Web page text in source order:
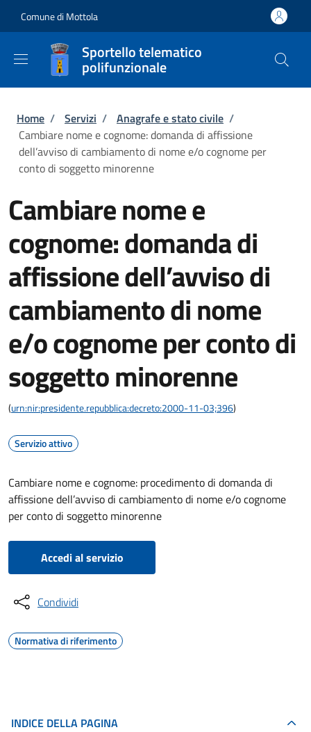
Comune di Mottola
Sportello telematico
polifunzionale
Briciole di pane
Home / Servizi / Anagrafe e stato civile /
Cambiare nome e cognome: domanda di affissione
dell’avviso di cambiamento di nome e/o cognome per
conto di soggetto minorenne
Cambiare nome e
cognome: domanda di
affissione dell’avviso di
cambiamento di nome
e/o cognome per conto di
soggetto minorenne
(urn:nir:presidente.repubblica:decreto:2000-11-03;396)
Servizio attivo
Cambiare nome e cognome: procedimento di domanda di
affissione dell’avviso di cambiamento di nome e/o cognome
per conto di soggetto minorenne
Accedi al servizio
Condividi
Normativa di riferimento
INDICE DELLA PAGINA